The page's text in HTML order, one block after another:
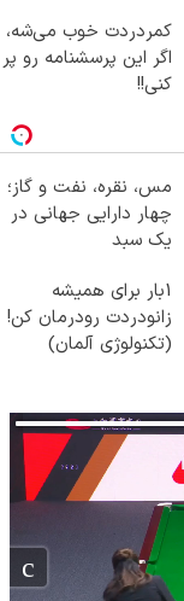
کمردردت خوب می‌شه،
اگر این پرسشنامه رو پر
کنی!!
مس، نقره، نفت و گاز؛
چهار دارایی جهانی در
یک سبد
1بار برای همیشه
زانودردت رودرمان کن!
(تکنولوژی آلمان)